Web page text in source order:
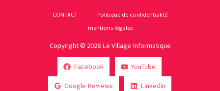
CONTACT
Politique de confidentialité
mentions légales
Copyright © 2026 Le Village Informatique
Facebook YouTube
Google Reviews Linkedin